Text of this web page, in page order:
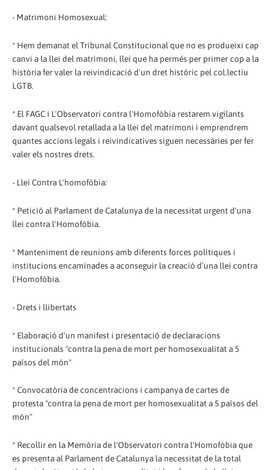
- Matrimoni Homosexual:
* Hem demanat el Tribunal Constitucional que no es produeixi cap
canvi a la llei del matrimoni, llei que ha permés per primer cop a la
història fer valer la reivindicació d'un dret històric pel col.lectiu
LGTB.
* El FAGC i L'Observatori contra l'Homofòbia restarem vigilants
davant qualsevol retallada a la llei del matrimoni i emprendrem
quantes accions legals i reivindicatives siguen necessàries per fer
valer els nostres drets.
- Llei Contra L'homofòbia:
* Petició al Parlament de Catalunya de la necessitat urgent d'una
llei contra l'Homofòbia.
* Manteniment de reunions amb diferents forces polítiques i
institucions encaminades a aconseguir la creació d'una llei contra
l'Homofòbia.
- Drets i llibertats
* Elaboració d'un manifest i presentació de declaracions
institucionals "contra la pena de mort per homosexualitat a 5
països del món"
* Convocatòria de concentracions i campanya de cartes de
protesta "contra la pena de mort per homosexualitat a 5 països del
món"
* Recollir en la Memòria de l'Observatori contra l'Homofòbia que
es presenta al Parlament de Catalunya la necessitat de la total